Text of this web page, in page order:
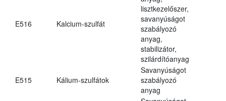
E516 Kalcium-szulfát
lisztkezelőszer,
savanyúságot
szabályozó
anyag,
stabilizátor,
szilárdítóanyag
E515 Kálium-szulfátok
Savanyúságot
szabályozó
anyag